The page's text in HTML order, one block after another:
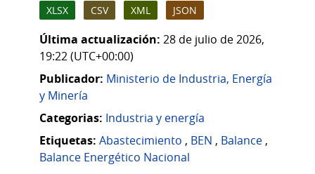
XLSX CSV XML JSON
Última actualización: 28 de julio de 2026,
19:22 (UTC+00:00)
Publicador: Ministerio de Industria, Energía
y Minería
Categorias: Industria y energía
Etiquetas: Abastecimiento , BEN , Balance,
Balance Energético Nacional